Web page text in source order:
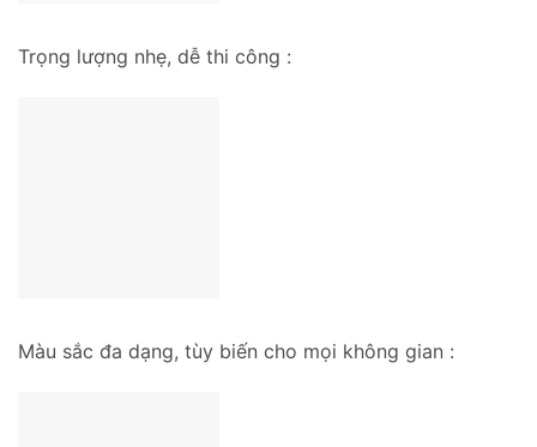
Trọng lượng nhẹ, dễ thi công :
Màu sắc đa dạng, tùy biến cho mọi không gian :